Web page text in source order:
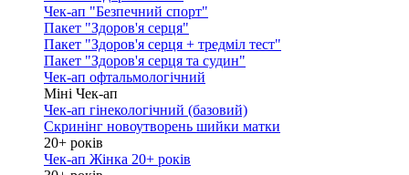
Чек-ап "Безпечний спорт"
Пакет "Здоров'я серця"
Пакет "Здоров'я серця + тредміл тест"
Пакет "Здоров'я серця та судин"
Чек-ап офтальмологічний
Міні Чек-ап
Чек-ап гінекологічний (базовий)
Скринінг новоутворень шийки матки
20+ років
Чек-ап Жінка 20+ років